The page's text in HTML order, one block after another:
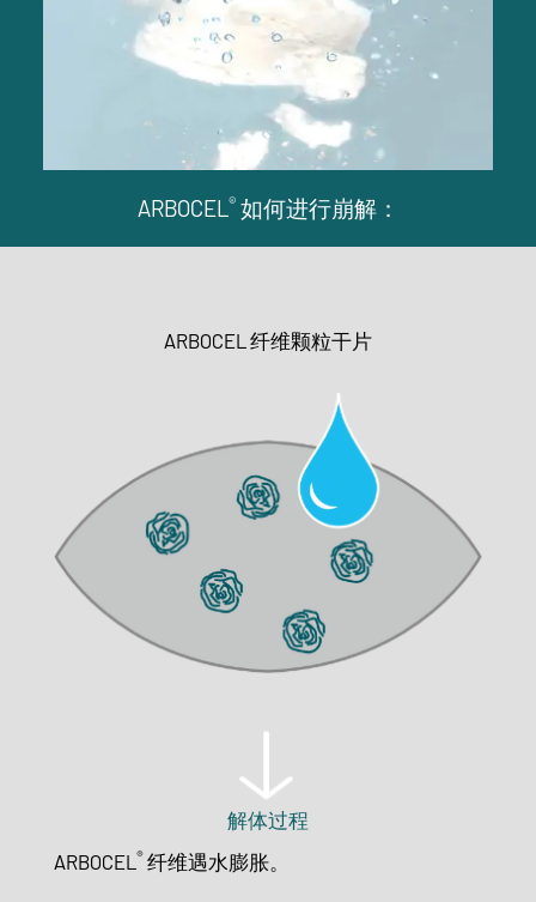
ARBOCEL®如何进行崩解：
ARBOCEL 纤维颗粒干片
解体过程
ARBOCEL ®纤维遇水膨胀。